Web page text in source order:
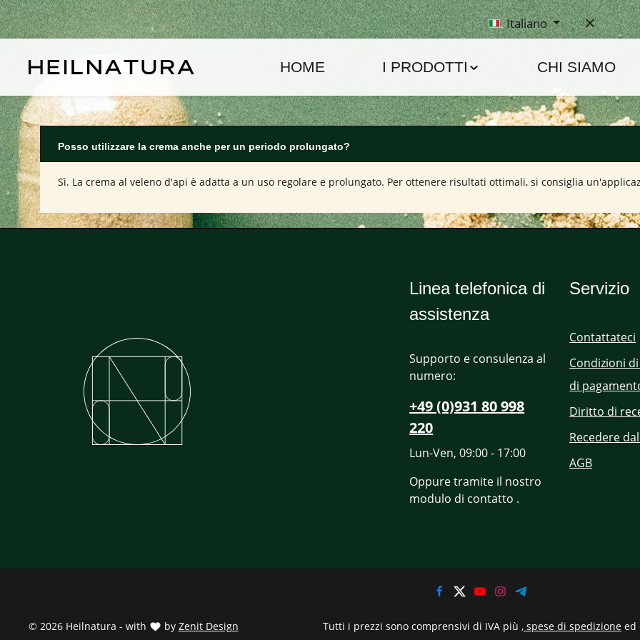
al contenuto principale
Passa alla navigazione principale Italiano
HOME I PRODOTTI CHI SIAMO
Posso utilizzare la crema anche per un periodo prolungato?
Sì. La crema al veleno d'api è adatta a un uso regolare e prolungato. Per ottenere risultati ottimali, si consiglia
Linea telefonica di
assistenza
Supporto e consulenza al
numero:
+49 (0)931 80 998
220
Lun-Ven, 09:00 - 17:00
Oppure tramite il nostro
modulo di contatto .
Servizio
Contattateci
Condizioni
di
Diritto di
Recedere
AGB
© 2026 Heilnatura - with by Zenit Design Tutti i prezzi sono comprensivi di IVA più , spese di spedizione ed